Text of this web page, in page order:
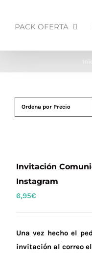
PACK OFERTA
Ordena por Precio
Invitación
Instagram
6,95€
Una vez hecho el
invitación al correo